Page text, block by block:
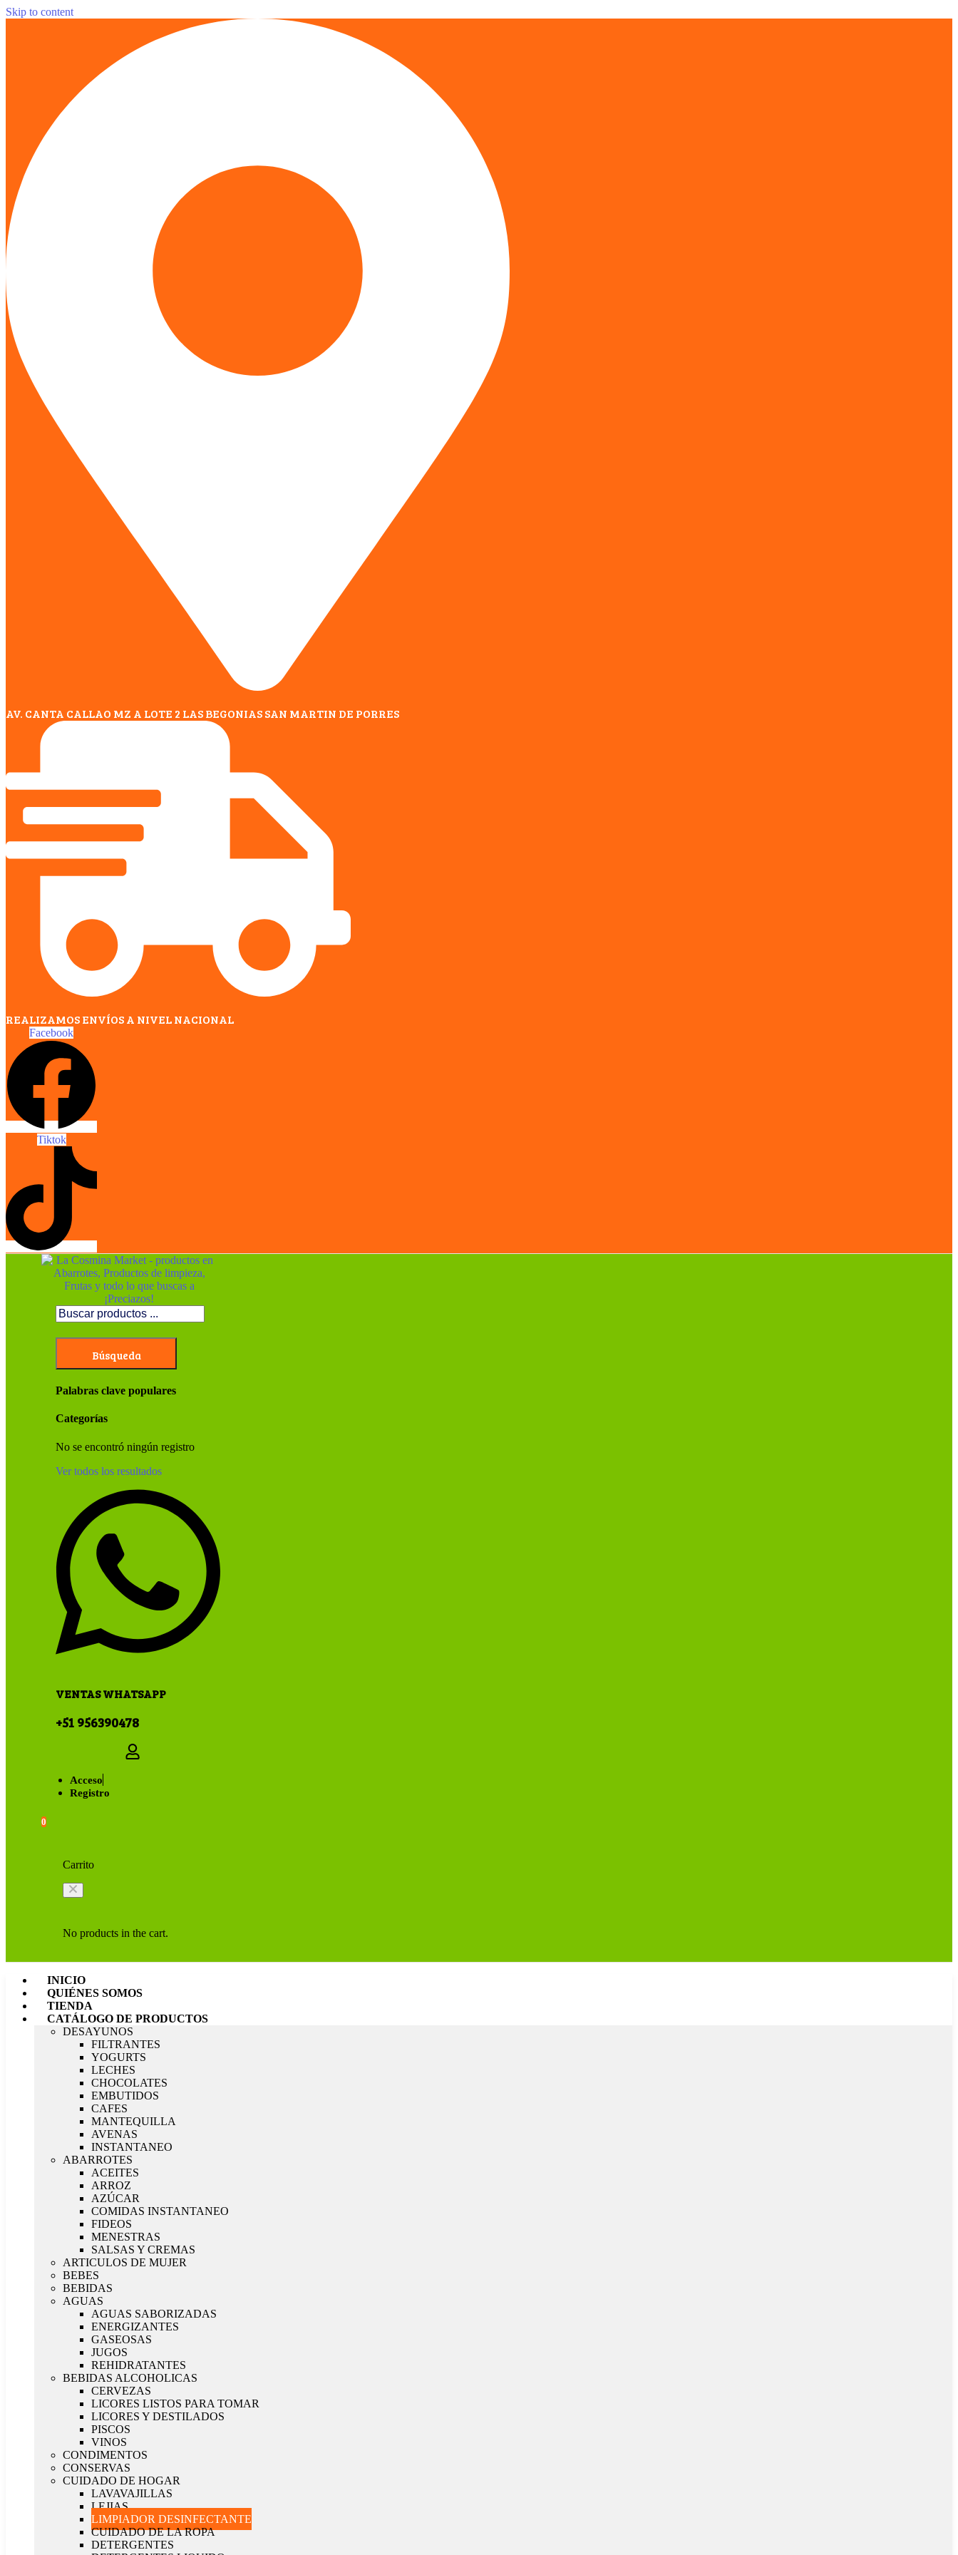
Skip to content
AV. CANTA CALLAO MZ A LOTE 2 LAS BEGONIAS SAN MARTIN DE PORRES
REALIZAMOS ENVÍOS A NIVEL NACIONAL
Facebook
Tiktok
Búsqueda
Palabras clave populares
Categorías
No se encontró ningún registro
Ver todos los resultados
VENTAS WHATSAPP
+51 956390478
Acceso
Registro
0
Carrito
No products in the cart.
INICIO
QUIÉNES SOMOS
TIENDA
CATÁLOGO DE PRODUCTOS
DESAYUNOS
FILTRANTES
YOGURTS
LECHES
CHOCOLATES
EMBUTIDOS
CAFES
MANTEQUILLA
AVENAS
INSTANTANEO
ABARROTES
ACEITES
ARROZ
AZÚCAR
COMIDAS INSTANTANEO
FIDEOS
MENESTRAS
SALSAS Y CREMAS
ARTICULOS DE MUJER
BEBES
BEBIDAS
AGUAS
AGUAS SABORIZADAS
ENERGIZANTES
GASEOSAS
JUGOS
REHIDRATANTES
BEBIDAS ALCOHOLICAS
CERVEZAS
LICORES LISTOS PARA TOMAR
LICORES Y DESTILADOS
PISCOS
VINOS
CONDIMENTOS
CONSERVAS
CUIDADO DE HOGAR
LAVAVAJILLAS
LEJIAS
LIMPIADOR DESINFECTANTE
CUIDADO DE LA ROPA
DETERGENTES